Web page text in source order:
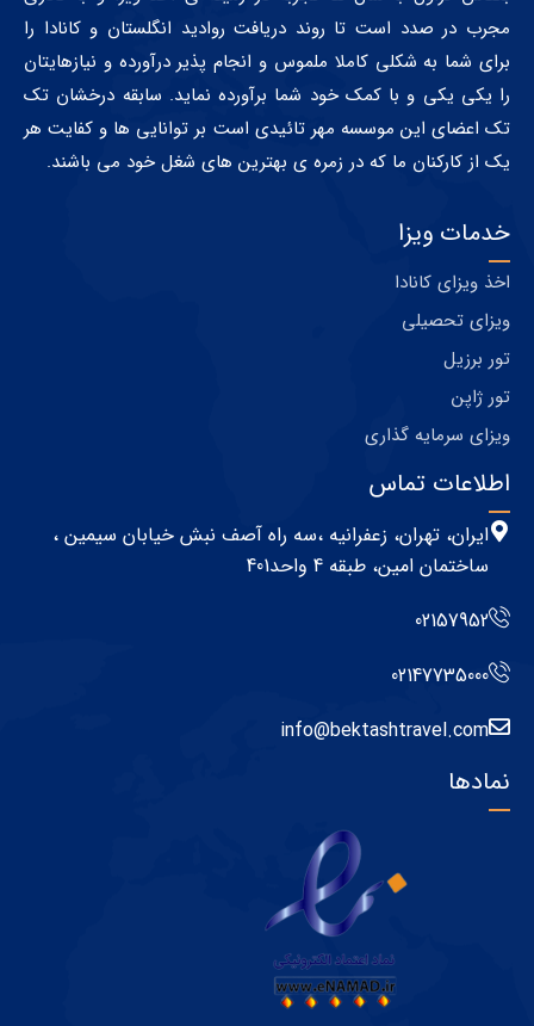
مجرب در صدد است تا روند دریافت روادید انگلستان و کانادا را
برای شما به شکلی کاملا ملموس و انجام پذیر درآورده و نیازهایتان
را یکی یکی و با کمک خود شما برآورده نماید. سابقه درخشان تک
تک اعضای این موسسه مهر تائیدی است بر توانایی ها و کفایت هر
یک از کارکنان ما که در زمره ی بهترین های شغل خود می باشند.
خدمات ویزا
اخذ ویزای کانادا
ویزای تحصیلی
تور برزیل
تور ژاپن
ویزای سرمایه گذاری
اطلاعات تماس
ایران، تهران، زعفرانیه ،سه راه آصف نبش خیابان سیمین ،
ساختمان امین، طبقه 4 واحد401
02157952
02147735000
info@bektashtravel.com
نمادها